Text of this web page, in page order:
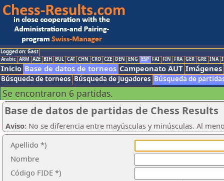
Logged on: Gast
Arabic ARM AZE BIH BUL CAT CHN CRO CZE DEN ENG ESP FAI FIN FRA GER GRE INA
Inicio Base de datos de torneos Campeonato AUT Imágenes
Búsqueda de torneos Búsqueda de jugadores Búsqueda de
Se encontraron 6 partidas.
Base de datos de partidas de Chess Results
Aviso: No se diferencia entre mayúsculas y minúsculas. Al
Apellido *)
Nombre
Código FIDE *)